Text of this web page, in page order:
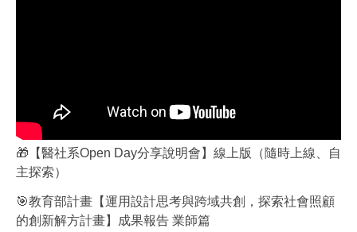
🎁【醫社系Open Day分享說明會】線上版（隨時上線、自
主探索）
🎯教育部計畫【運用設計思考與跨域共創，探索社會照顧
的創新解方計畫】成果報告 業師篇